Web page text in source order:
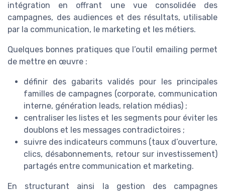
intégration en offrant une vue consolidée des
campagnes, des audiences et des résultats, utilisable
par la communication, le marketing et les métiers.
Quelques bonnes pratiques que l’outil emailing permet
de mettre en œuvre :
définir des gabarits validés pour les principales
familles de campagnes (corporate, communication
interne, génération leads, relation médias) ;
centraliser les listes et les segments pour éviter les
doublons et les messages contradictoires ;
suivre des indicateurs communs (taux d’ouverture,
clics, désabonnements, retour sur investissement)
partagés entre communication et marketing.
En structurant ainsi la gestion des campagnes